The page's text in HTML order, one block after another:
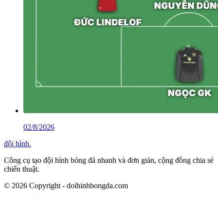
02/8/2026
đội hình.
Công cụ tạo đội hình bóng đá nhanh và đơn giản, cộng đồng chia sẻ
chiến thuật.
© 2026 Copyright - doihinhbongda.com